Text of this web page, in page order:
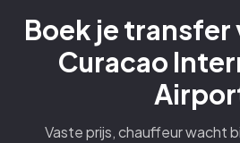
Boek je transfer
Curacao
Vaste prijs, chauffeur wacht